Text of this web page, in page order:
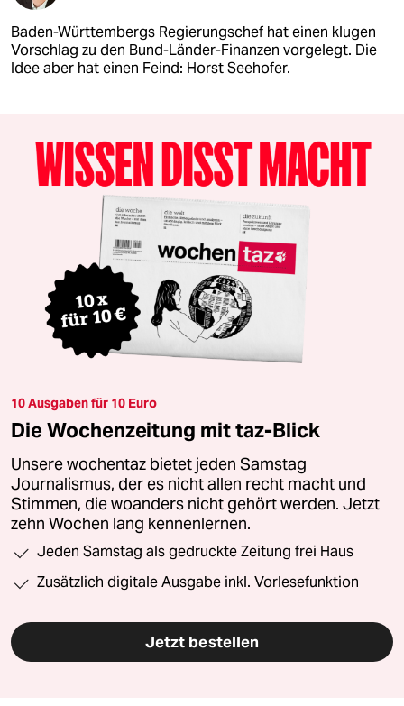
Baden-Württembergs Regierungschef hat einen klugen
Vorschlag zu den Bund-Länder-Finanzen vorgelegt. Die
Idee aber hat einen Feind: Horst Seehofer.
10 Ausgaben für 10 Euro
Die Wochenzeitung mit taz-Blick
Unsere wochentaz bietet jeden Samstag
Journalismus, der es nicht allen recht macht und
Stimmen, die woanders nicht gehört werden. Jetzt
zehn Wochen lang kennenlernen.
Jeden Samstag als gedruckte Zeitung frei Haus
Zusätzlich digitale Ausgabe inkl. Vorlesefunktion
Jetzt bestellen